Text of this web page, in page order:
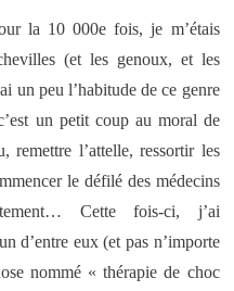
la 10 000e fois, je m’étais
(et les genoux, et les
un peu l’habitude de ce genre
un petit coup au moral de
remettre l’attelle, ressortir les
le défilé des médecins
Cette fois-ci, j’ai
d’entre eux (et pas n’importe
nommé « thérapie de choc